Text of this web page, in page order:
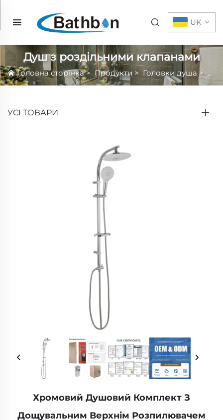
UK
Душ з роздільними клапанами
Головна сторінка>Продукти > Головки душа >
УСІ ТОВАРИ
Хромовий Душовий Комплект З
Дощувальним Верхнім Розпилювачем